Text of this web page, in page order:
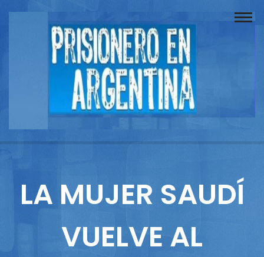
Buscador
Documentos
Reportajes
Columnistas
LA MUJER SAUDÍ
VUELVE AL